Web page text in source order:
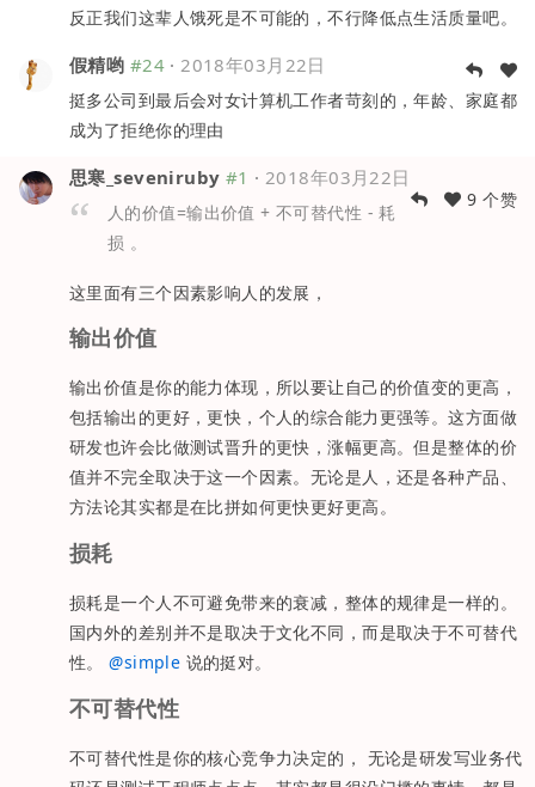
反正我们这辈人饿死是不可能的，不行降低点生活质量吧。
假精哟 #24· 2018年03月22日
挺多公司到最后会对女计算机工作者苛刻的，年龄、家庭都
成为了拒绝你的理由
思寒_seveniruby #1 · 2018年03月22日
9 个赞
人的价值=输出价值 + 不可替代性 - 耗
损 。
这里面有三个因素影响人的发展，
输出价值
输出价值是你的能力体现，所以要让自己的价值变的更高，
包括输出的更好，更快，个人的综合能力更强等。这方面做
研发也许会比做测试晋升的更快，涨幅更高。但是整体的价
值并不完全取决于这一个因素。无论是人，还是各种产品、
方法论其实都是在比拼如何更快更好更高。
损耗
损耗是一个人不可避免带来的衰减，整体的规律是一样的。
国内外的差别并不是取决于文化不同，而是取决于不可替代
性。@simple 说的挺对。
不可替代性
不可替代性是你的核心竞争力决定的， 无论是研发写业务代